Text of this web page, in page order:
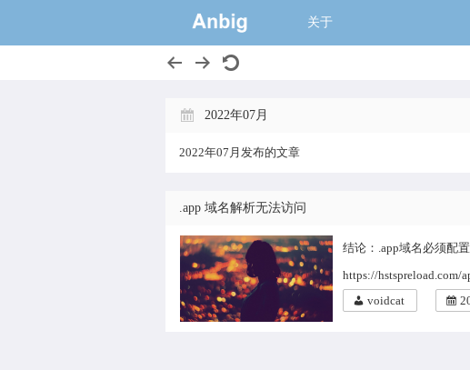
一个大的猫窝
关于
2022年07月
2022年07月发布的文章
.app 域名解析无法访问
结论：.app域名必须配
https://hstspreload.com/
voidcat